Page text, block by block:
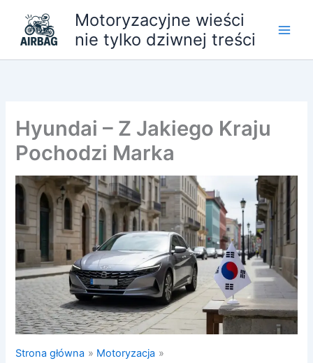
treści
Motoryzacyjne wieści
nie tylko dziwnej treści
Hyundai – Z Jakiego Kraju
Pochodzi Marka
Strona główna
Motoryzacja